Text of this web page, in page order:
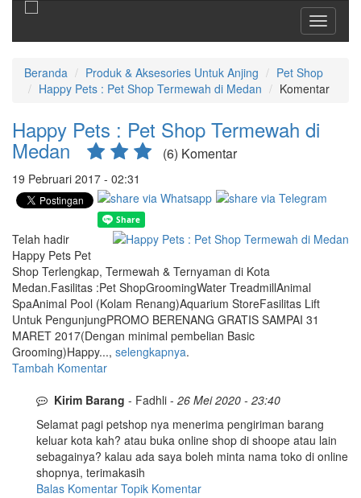
Toggle
Beranda Produk & Aksesories Untuk Anjing
Pet Shop
Happy Pets : Pet Shop Termewah di Medan
Komentar
Happy Pets : Pet Shop Termewah di
Medan (6) Komentar
19 Pebruari 2017 - 02:31
Telah hadir
Happy Pets Pet
Shop Terlengkap, Termewah & Ternyaman di Kota
Medan.Fasilitas :Pet ShopGroomingWater TreadmillAnimal
SpaAnimal Pool (Kolam Renang)Aquarium StoreFasilitas Lift
Untuk PengunjungPROMO BERENANG GRATIS SAMPAI 31
MARET 2017(Dengan minimal pembelian Basic
Grooming)Happy..., selengkapnya.
Tambah Komentar
Kirim Barang - Fadhli - 26 Mei 2020 - 23:40
Selamat pagi petshop nya menerima pengiriman barang
keluar kota kah? atau buka online shop di shoope atau lain
sebagainya? kalau ada saya boleh minta nama toko di online
shopnya, terimakasih
Balas Komentar Topik Komentar